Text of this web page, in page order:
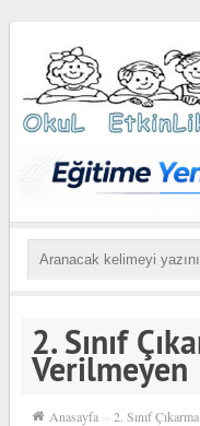
2. Sınıf
Verilmeyen
Anasayfa ›› 2. Sınıf